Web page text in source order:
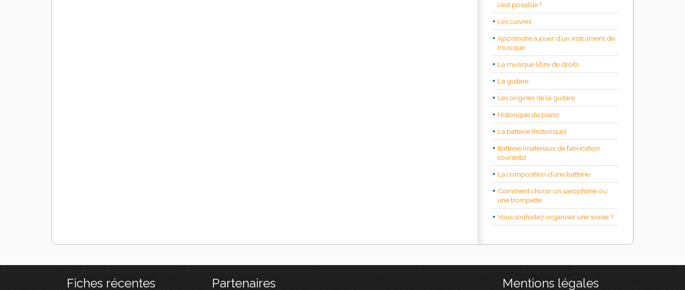
c’est possible !
Les cuivres
Apprendre à jouer d’un instrument de
musique
La musique libre de droits
La guitare
Les origines de la guitare
Historique du piano
La batterie (historique)
Batterie (matériaux de fabrication
courants)
La composition d’une batterie
Comment choisir un saxophone ou
une trompette
Vous souhaitez organiser une soirée ?
Fiches récentes Partenaires Mentions légales